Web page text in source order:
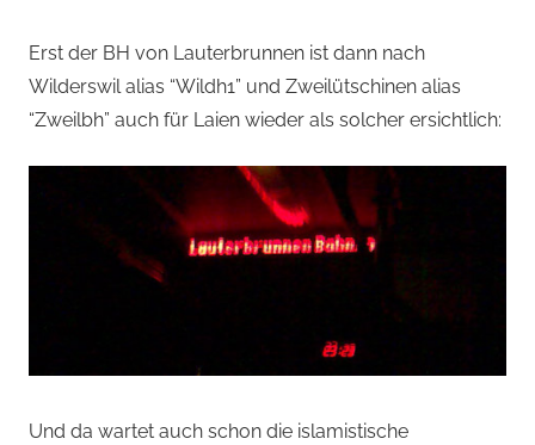
Erst der BH von Lauterbrunnen ist dann nach
Wilderswil alias “Wildh1” und Zweilütschinen alias
“Zweilbh” auch für Laien wieder als solcher ersichtlich:
Und da wartet auch schon die islamistische